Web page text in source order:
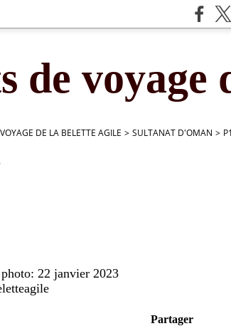
de voyage
DE LA BELETTE AGILE > SULTANAT D'OMAN >
22 janvier 2023
Partager